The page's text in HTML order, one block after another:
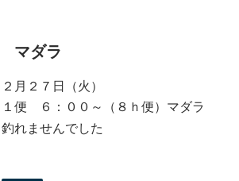
マダラ
２月２７日（火）
１便 ６：００～（８ｈ便）マダラ
釣れませんでした